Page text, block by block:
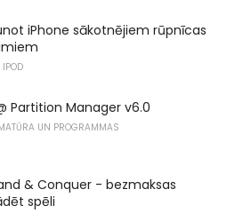
iPhone sākotnējiem rūpnīcas
IPOD
Partition Manager v6.0
UN PROGRAMMAS
& Conquer - bezmaksas
spēli